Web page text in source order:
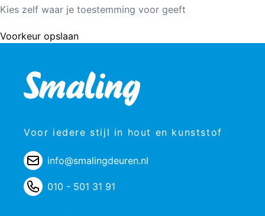
Kies zelf waar je toestemming voor geeft
Voorkeur opslaan
Voor iedere stijl in hout en kunststof
info@smalingdeuren.nl
010 - 501 31 91